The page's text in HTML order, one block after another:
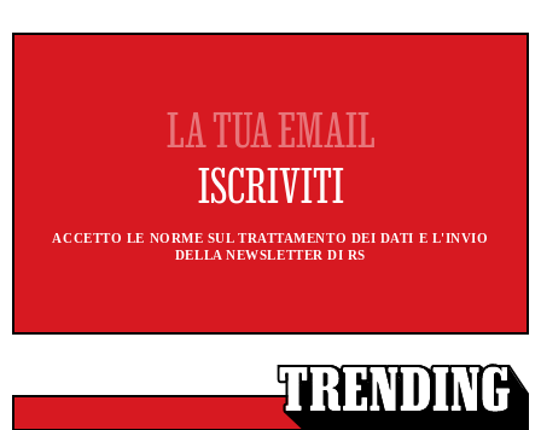
ACCETTO LE NORME SUL TRATTAMENTO DEI DATI E L'INVIO
DELLA NEWSLETTER DI RS